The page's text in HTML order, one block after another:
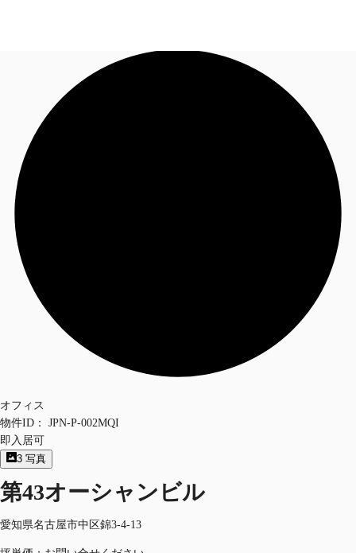
オフィス・事務所
倉庫・物流センター
お電話
オフィス
物件ID：
JPN-P-002MQI
即入居可
3 写真
第43オーシャンビル
愛知県名古屋市中区錦3-4-13